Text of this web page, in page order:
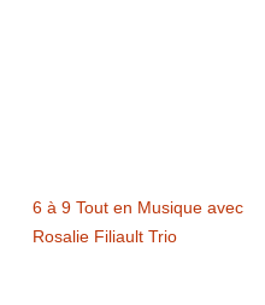
6 à 9 Tout en Musique avec
Rosalie Filiault Trio